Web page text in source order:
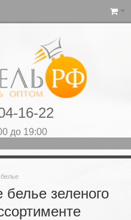
16-22
до 19:00
белье зеленого